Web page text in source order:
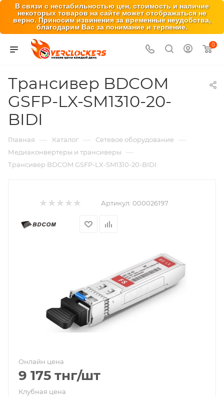
В связи с нестабильностью цен, стоимость и наличие
некоторых товаров на сайте может отображаться не
верно. Приносим извинения за временные неудобства,
благодарим Вас за понимание и терпение.
0
Трансивер BDCOM
GSFP-LX-SM1310-20-
BIDI
Главная — Каталог — Сетевое оборудование —
Медиаконвертеры и трансиверы —
Трансивер BDCOM GSFP-LX-SM1310-20-BIDI
Артикул: 000026197
Онлайн цена
9 175 тнг/шт
Клубная цена